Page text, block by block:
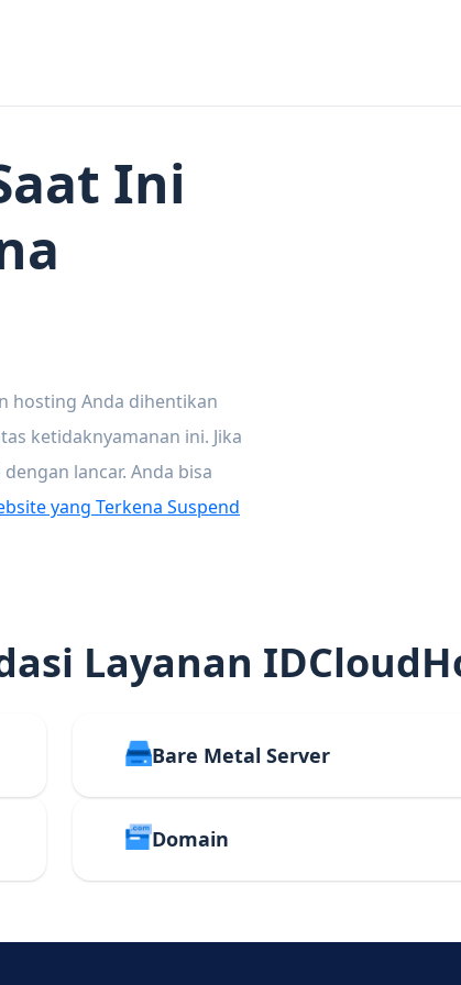
Ini
hosting Anda dihentikan
ketidaknyamanan ini. Jika
lancar. Anda bisa
yang Terkena Suspend
Layanan
Bare Metal Server
Domain